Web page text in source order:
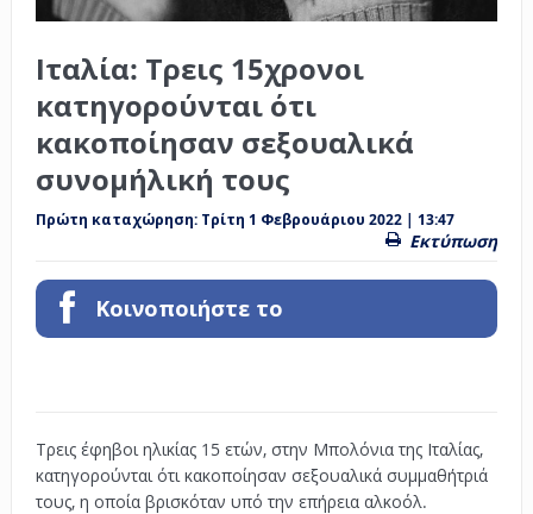
Ιταλία: Τρεις 15χρονοι
κατηγορούνται ότι
κακοποίησαν σεξουαλικά
συνομήλική τους
Πρώτη καταχώρηση: Τρίτη 1 Φεβρουάριου 2022 | 13:47
Εκτύπωση
Κοινοποιήστε το
Τρεις έφηβοι ηλικίας 15 ετών, στην Μπολόνια της Ιταλίας,
κατηγορούνται ότι κακοποίησαν σεξουαλικά συμμαθήτριά
τους, η οποία βρισκόταν υπό την επήρεια αλκοόλ.